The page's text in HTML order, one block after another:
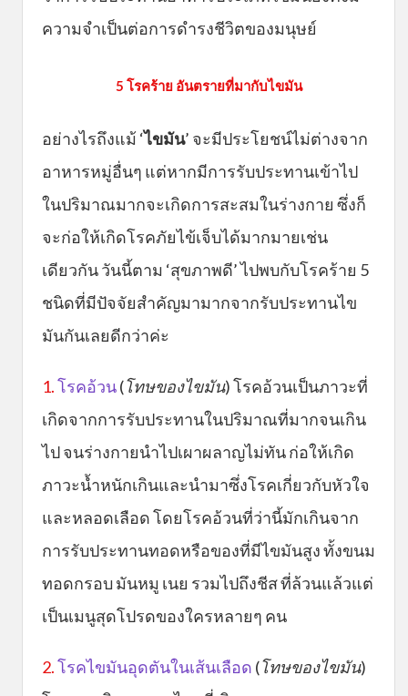
ความจำเป็นต่อการดำรงชีวิตของมนุษย์
5 โรคร้าย อันตรายที่มากับไขมัน
อย่างไรถึงแม้ ‘ไขมัน’ จะมีประโยชน์ไม่ต่างจาก
อาหารหมู่อื่นๆ แต่หากมีการรับประทานเข้าไป
ในปริมาณมากจะเกิดการสะสมในร่างกาย ซึ่งก็
จะก่อให้เกิดโรคภัยไข้เจ็บได้มากมายเช่น
เดียวกัน วันนี้ตาม ‘สุขภาพดี’ ไปพบกับโรคร้าย 5
ชนิดที่มีปัจจัยสำคัญมามากจากรับประทานไข
มันกันเลยดีกว่าค่ะ
1.โรคอ้วน(โทษของไขมัน) โรคอ้วนเป็นภาวะที่
เกิดจากการรับประทานในปริมาณที่มากจนเกิน
ไป จนร่างกายนำไปเผาผลาญไม่ทัน ก่อให้เกิด
ภาวะน้ำหนักเกินและนำมาซึ่งโรคเกี่ยวกับหัวใจ
และหลอดเลือด โดยโรคอ้วนที่ว่านี้มักเกินจาก
การรับประทานทอดหรือของที่มีไขมันสูง ทั้งขนม
ทอดกรอบ มันหมู เนย รวมไปถึงชีส ที่ล้วนแล้วแต่
เป็นเมนูสุดโปรดของใครหลายๆ คน
2.โรคไขมันอุดตันในเส้นเลือด (โทษของไขมัน)